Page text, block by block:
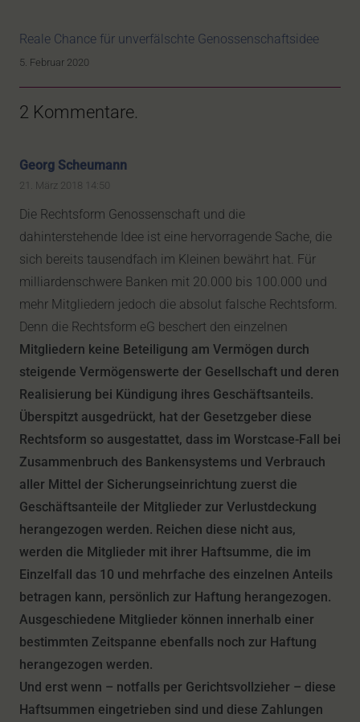
Reale Chance für unverfälschte Genossenschaftsidee
5. Februar 2020
2 Kommentare.
Georg Scheumann
21. März 2018 14:50
Die Rechtsform Genossenschaft und die
dahinterstehende Idee ist eine hervorragende Sache, die
sich bereits tausendfach im Kleinen bewährt hat. Für
milliardenschwere Banken mit 20.000 bis 100.000 und
mehr Mitgliedern jedoch die absolut falsche Rechtsform.
Denn die Rechtsform eG beschert den einzelnen
Mitgliedern keine Beteiligung am Vermögen durch
steigende Vermögenswerte der Gesellschaft und deren
Realisierung bei Kündigung ihres Geschäftsanteils.
Überspitzt ausgedrückt, hat der Gesetzgeber diese
Rechtsform so ausgestattet, dass im Worstcase-Fall bei
Zusammenbruch des Bankensystems und Verbrauch
aller Mittel der Sicherungseinrichtung zuerst die
Geschäftsanteile der Mitglieder zur Verlustdeckung
herangezogen werden. Reichen diese nicht aus,
werden die Mitglieder mit ihrer Haftsumme, die im
Einzelfall das 10 und mehrfache des einzelnen Anteils
betragen kann, persönlich zur Haftung herangezogen.
Ausgeschiedene Mitglieder können innerhalb einer
bestimmten Zeitspanne ebenfalls noch zur Haftung
herangezogen werden.
Und erst wenn – notfalls per Gerichtsvollzieher – diese
Haftsummen eingetrieben sind und diese Zahlungen